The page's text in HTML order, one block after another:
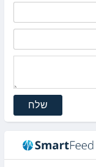
שלח